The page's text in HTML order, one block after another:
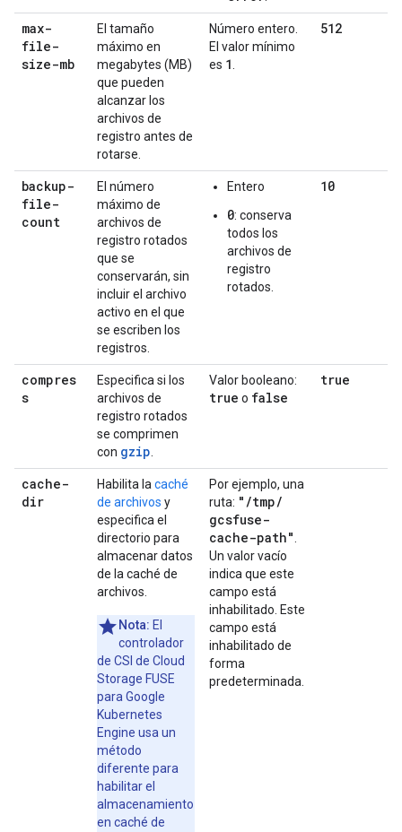
max-
file-
size-mb
El tamaño
máximo en
megabytes (MB)
que pueden
alcanzar los
archivos de
registro antes de
rotarse.
Número entero.
El valor mínimo
es 1
512
backup-
file-
count
El número
máximo de
archivos de
registro rotados
que se
conservarán, sin
incluir el archivo
activo en el que
se escriben los
registros.
Entero
0: conserva
todos los
archivos de
registro
rotados.
10
compres
s
Especifica si los
archivos de
registro rotados
se comprimen
con gzip
Valor booleano:
true o false
true
cache-
dir
Habilita la caché
de archivos y
especifica el
directorio para
almacenar datos
de la caché de
archivos.
Nota: El
controlador
de CSI de Cloud
Storage FUSE
para Google
Kubernetes
Engine usa un
método
diferente para
habilitar el
almacenamiento
en caché de
Por ejemplo, una
ruta: " /tmp/
gcsfuse-
cache-path"
Un valor vacío
indica que este
campo está
inhabilitado. Este
campo está
inhabilitado de
forma
predeterminada.